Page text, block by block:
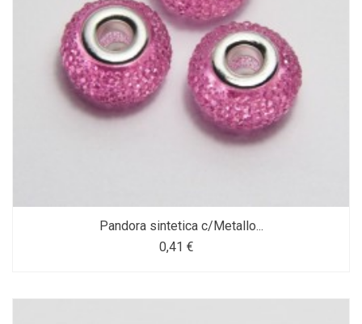
Pandora sintetica c/Metallo...
0,41 €